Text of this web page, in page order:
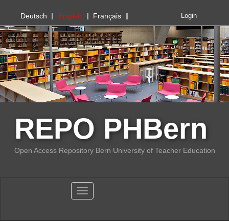
PHBern
Deutsch English Français Login
REPO PHBern
Open Access Repository Bern University of Teacher Education
Toggle navigation